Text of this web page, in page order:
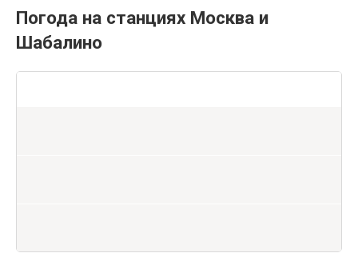
Погода на станциях Москва и
Шабалино